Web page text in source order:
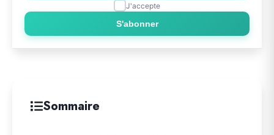
J'accepte
S'abonner
Sommaire